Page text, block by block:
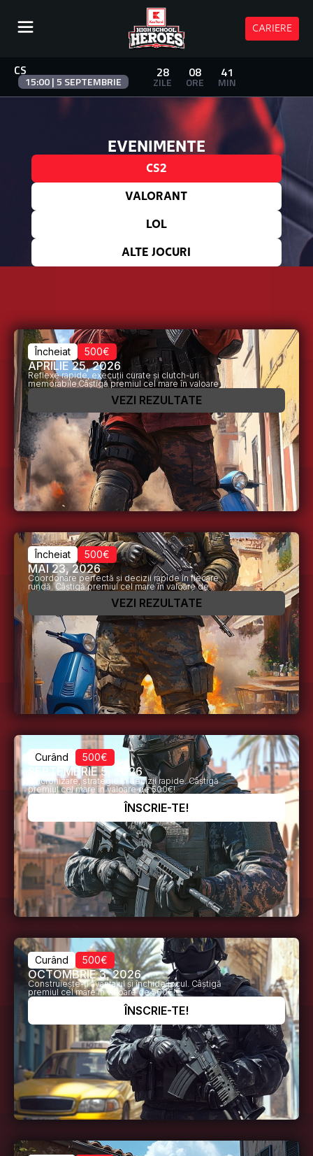
CARIERE
CS
15:00 | 5 SEPTEMBRIE
28
ZILE
08
ORE
41
MIN
EVENIMENTE
CS2
VALORANT
LOL
ALTE JOCURI
Încheiat 500€
APRILIE 25, 2026
Reflexe rapide, execuții curate și clutch-uri
memorabile.Câștigă premiul cel mare în valoare de
500€!
Încheiat 500€
MAI 23, 2026
Coordonare perfectă și decizii rapide în fiecare
rundă. Câștigă premiul cel mare în valoare de
500€!
Curând 500€
SEPTEMBRIE 5, 2026
Sincronizare, strategie și decizii rapide. Câștigă
premiul cel mare în valoare de 500€!
ÎNSCRIE-TE!
Curând 500€
OCTOMBRIE 3, 2026
Construiește-ți avantajul și închide jocul. Câștigă
premiul cel mare în valoare de 500€!
ÎNSCRIE-TE!